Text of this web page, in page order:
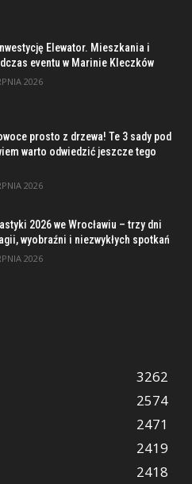
Elewator. Mieszkania i
eventu w Marinie Kleczków
2026
prosto z drzewa! Te 3 sady pod
warto odwiedzić jeszcze tego
2026
2026 we Wrocławiu – trzy dni
wyobraźni i niezwykłych spotkań
2026
3262
2574
2471
2419
2418